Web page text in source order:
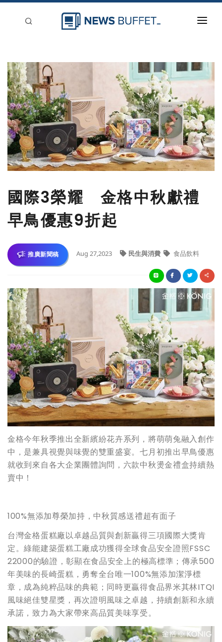
新聞稿分類
登入
刊登
國際3榮耀 金格中秋獻禮
早鳥優惠9折起
推廣新聞稿 Aug 27,2023 民生與消費 食品飲料
金格今年秋季推出全新繽紛花卉系列，將萌萌兔融入創作
中，是兼具視覺與味覺的雙重盛宴。七月初推出早鳥優惠
就收到來自各大企業團體詢問，六款中秋燙金禮盒持續熱
賣中！
100%無添加尊榮加持，中秋質感送禮超有面子
台灣金格蛋糕廠以卓越品質與創新贏得三項國際大獎肯
定。綠能建築蛋糕工廠成功獲得全球食品安全證照FSSC
22000的驗證，彰顯在食品安全上的極高標準；傳承500
年美味的長崎蛋糕，勇奪全台唯一100%無添加潔淨標
章，成為純粹品味的典範；同時更贏得食品界米其林ITQI
風味絕佳雙星獎，再次證明風味之卓越，持續創新和永續
承諾，致力為大家帶來高品質美味享受。